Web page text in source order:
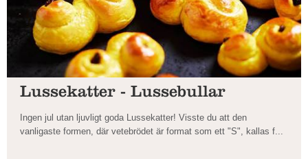
Lussekatter - Lussebullar
Ingen jul utan ljuvligt goda Lussekatter! Visste du att den
vanligaste formen, där vetebrödet är format som ett "S", kallas f...